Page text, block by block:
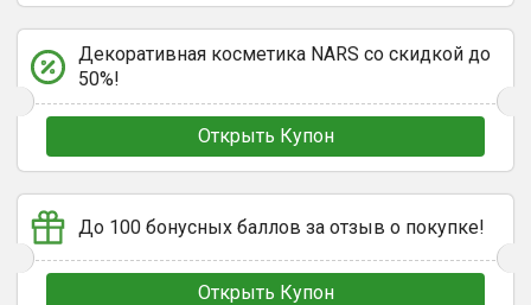
Декоративная косметика NARS со скидкой до
50%!
Открыть Купон
До 100 бонусных баллов за отзыв о покупке!
Открыть Купон